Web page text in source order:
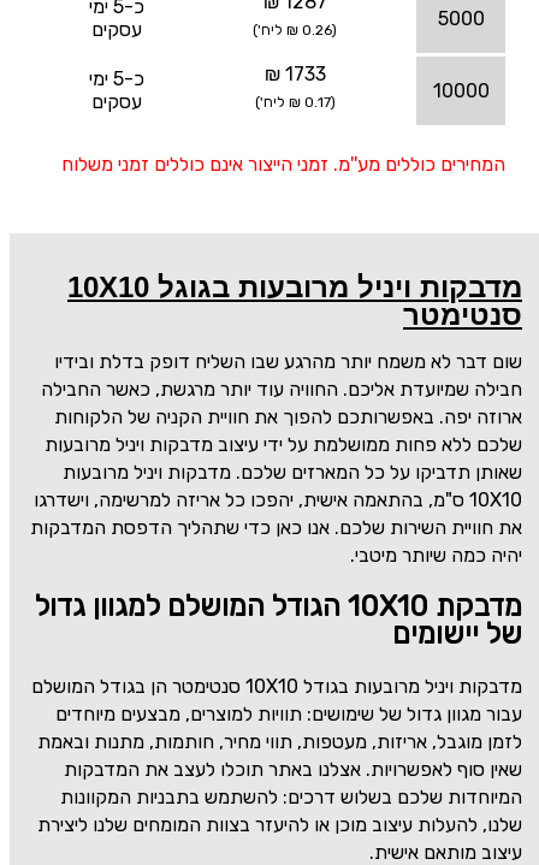
5000 (0.26 ₪ ליח')
כ-5 ימי
עסקים
10000
1733 ₪
(0.17 ₪ ליח')
כ-5 ימי
עסקים
המחירים כוללים מע''מ. זמני הייצור אינם כוללים זמני משלוח
מדבקות ויניל מרובעות בגוגל 10X10
סנטימטר
שום דבר לא משמח יותר מהרגע שבו השליח דופק בדלת ובידיו
חבילה שמיועדת אליכם. החוויה עוד יותר מרגשת, כאשר החבילה
ארוזה יפה. באפשרותכם להפוך את חוויית הקניה של הלקוחות
שלכם ללא פחות ממושלמת על ידי עיצוב מדבקות ויניל מרובעות
שאותן תדביקו על כל המארזים שלכם. מדבקות ויניל מרובעות
10X10 ס"מ, בהתאמה אישית, יהפכו כל אריזה למרשימה, וישדרגו
את חוויית השירות שלכם. אנו כאן כדי שתהליך הדפסת המדבקות
יהיה כמה שיותר מיטבי.
מדבקת 10X10 הגודל המושלם למגוון גדול
של יישומים
מדבקות ויניל מרובעות בגודל 10X10 סנטימטר הן בגודל המושלם
עבור מגוון גדול של שימושים: תוויות למוצרים, מבצעים מיוחדים
לזמן מוגבל, אריזות, מעטפות, תווי מחיר, חותמות, מתנות ובאמת
שאין סוף לאפשרויות. אצלנו באתר תוכלו לעצב את המדבקות
המיוחדות שלכם בשלוש דרכים: להשתמש בתבניות המקוונות
שלנו, להעלות עיצוב מוכן או להיעזר בצוות המומחים שלנו ליצירת
עיצוב מותאם אישית.